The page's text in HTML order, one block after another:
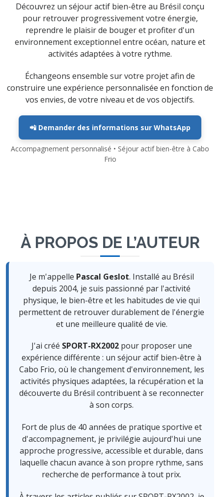
Découvrez un séjour actif bien-être au Brésil conçu
pour retrouver progressivement votre énergie,
reprendre le plaisir de bouger et profiter d'un
environnement exceptionnel entre océan, nature et
activités adaptées à votre rythme.
Échangeons ensemble sur votre projet afin de
construire une expérience personnalisée en fonction de
vos envies, de votre niveau et de vos objectifs.
📲 Demander des informations sur WhatsApp
Accompagnement personnalisé • Séjour actif bien-être à Cabo
Frio
À PROPOS DE L’AUTEUR
Je m'appelle Pascal Geslot. Installé au Brésil
depuis 2004, je suis passionné par l'activité
physique, le bien-être et les habitudes de vie qui
permettent de retrouver durablement de l'énergie
et une meilleure qualité de vie.
J'ai créé SPORT-RX2002pour proposer une
expérience différente : un séjour actif bien-être à
Cabo Frio, où le changement d'environnement, les
activités physiques adaptées, la récupération et la
découverte du Brésil contribuent à se reconnecter
à son corps.
Fort de plus de 40 années de pratique sportive et
d'accompagnement, je privilégie aujourd'hui une
approche progressive, accessible et durable, dans
laquelle chacun avance à son propre rythme, sans
recherche de performance à tout prix.